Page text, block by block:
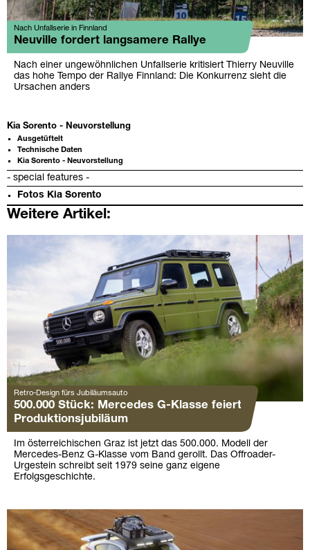
Nach Unfallserie in Finnland
Neuville fordert langsamere Rallye
Nach einer ungewöhnlichen Unfallserie kritisiert Thierry Neuville
das hohe Tempo der Rallye Finnland: Die Konkurrenz sieht die
Ursachen anders
Kia Sorento - Neuvorstellung
Ausgetüftelt
Technische Daten
Kia Sorento - Neuvorstellung
- special features -
Fotos Kia Sorento
Weitere Artikel:
Retro-Design fürs Jubiläumsauto
500.000 Stück: Mercedes G-Klasse feiert
Produktionsjubiläum
Im österreichischen Graz ist jetzt das 500.000. Modell der
Mercedes-Benz G-Klasse vom Band gerollt. Das Offroader-
Urgestein schreibt seit 1979 seine ganz eigene
Erfolgsgeschichte.